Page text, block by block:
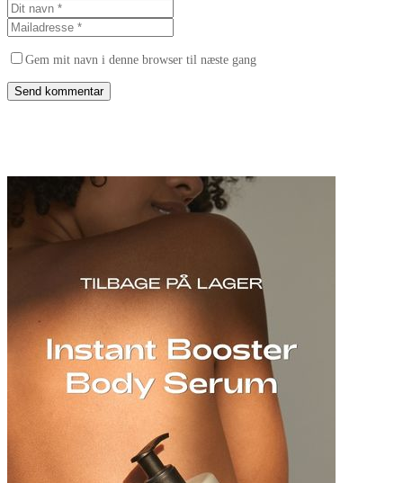
Gem mit navn i denne browser til næste gang